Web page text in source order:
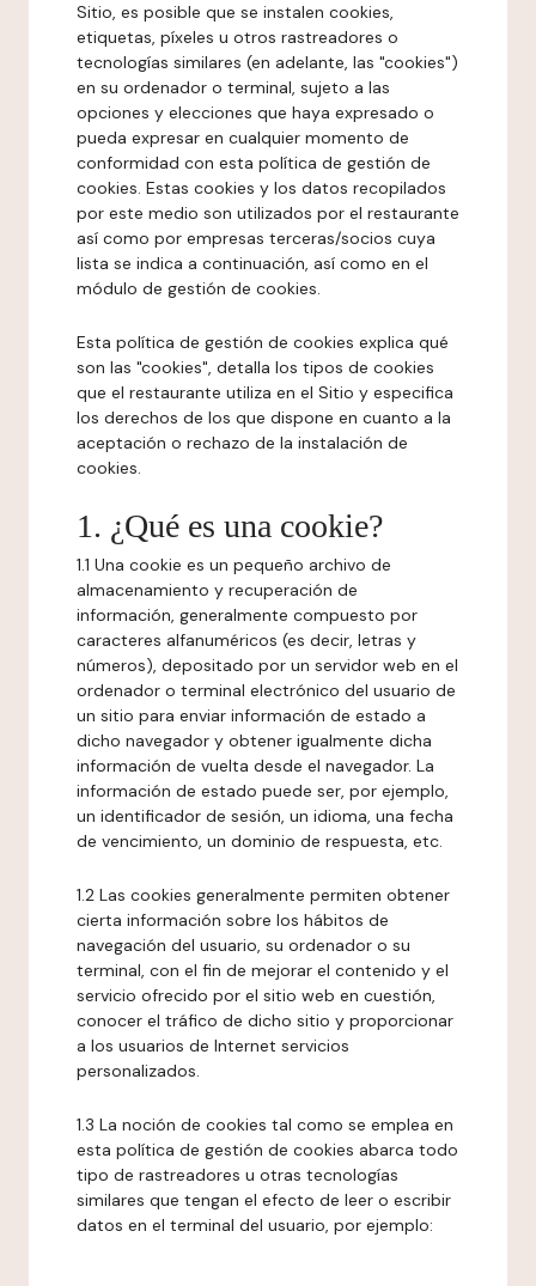
Sitio, es posible que se instalen cookies,
etiquetas, píxeles u otros rastreadores o
tecnologías similares (en adelante, las "cookies")
en su ordenador o terminal, sujeto a las
opciones y elecciones que haya expresado o
pueda expresar en cualquier momento de
conformidad con esta política de gestión de
cookies. Estas cookies y los datos recopilados
por este medio son utilizados por el restaurante
así como por empresas terceras/socios cuya
lista se indica a continuación, así como en el
módulo de gestión de cookies.
Esta política de gestión de cookies explica qué
son las "cookies", detalla los tipos de cookies
que el restaurante utiliza en el Sitio y especifica
los derechos de los que dispone en cuanto a la
aceptación o rechazo de la instalación de
cookies.
1. ¿Qué es una cookie?
1.1 Una cookie es un pequeño archivo de
almacenamiento y recuperación de
información, generalmente compuesto por
caracteres alfanuméricos (es decir, letras y
números), depositado por un servidor web en el
ordenador o terminal electrónico del usuario de
un sitio para enviar información de estado a
dicho navegador y obtener igualmente dicha
información de vuelta desde el navegador. La
información de estado puede ser, por ejemplo,
un identificador de sesión, un idioma, una fecha
de vencimiento, un dominio de respuesta, etc.
1.2 Las cookies generalmente permiten obtener
cierta información sobre los hábitos de
navegación del usuario, su ordenador o su
terminal, con el fin de mejorar el contenido y el
servicio ofrecido por el sitio web en cuestión,
conocer el tráfico de dicho sitio y proporcionar
a los usuarios de Internet servicios
personalizados.
1.3 La noción de cookies tal como se emplea en
esta política de gestión de cookies abarca todo
tipo de rastreadores u otras tecnologías
similares que tengan el efecto de leer o escribir
datos en el terminal del usuario, por ejemplo: